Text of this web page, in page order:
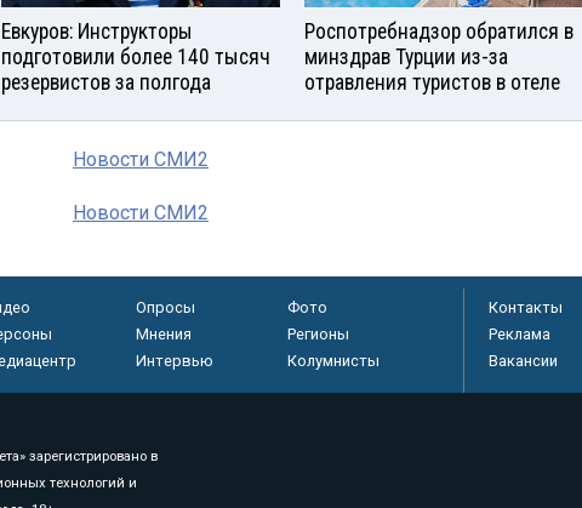
Евкуров: Инструкторы
подготовили более 140 тысяч
резервистов за полгода
Роспотребнадзор обратился в
минздрав Турции из-за
отравления туристов в отеле
Новости СМИ2
Новости СМИ2
Опросы
Фото
Мнения
Регионы
Интервью Колумнисты
Контакты
Реклама
Вакансии
зарегистрировано в
технологий и